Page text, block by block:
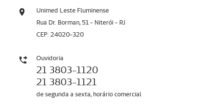
Unimed Leste Fluminense
Rua Dr. Borman, 51 - Niterói - RJ
CEP: 24020-320
Ouvidoria
21 3803-1120
21 3803-1121
de segunda a sexta, horário comercial